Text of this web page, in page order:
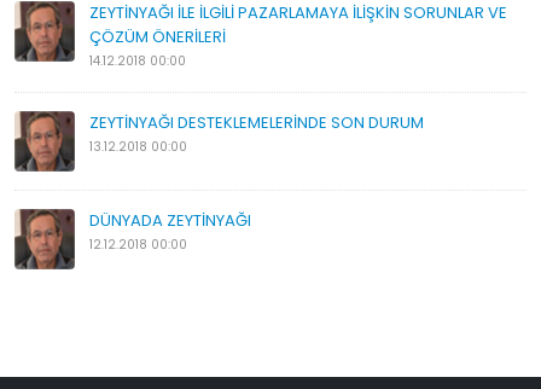
ZEYTİNYAĞI İLE İLGİLİ PAZARLAMAYA İLİŞKİN SORUNLAR VE
ÇÖZÜM ÖNERİLERİ
14.12.2018 00:00
ZEYTİNYAĞI DESTEKLEMELERİNDE SON DURUM
13.12.2018 00:00
DÜNYADA ZEYTİNYAĞI
12.12.2018 00:00